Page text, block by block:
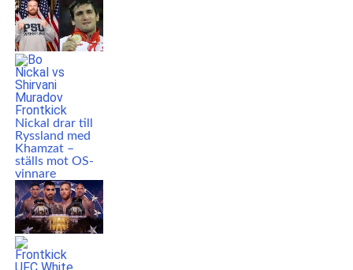
Nickal drar till
Ryssland med
Khamzat –
ställs mot OS-
vinnare